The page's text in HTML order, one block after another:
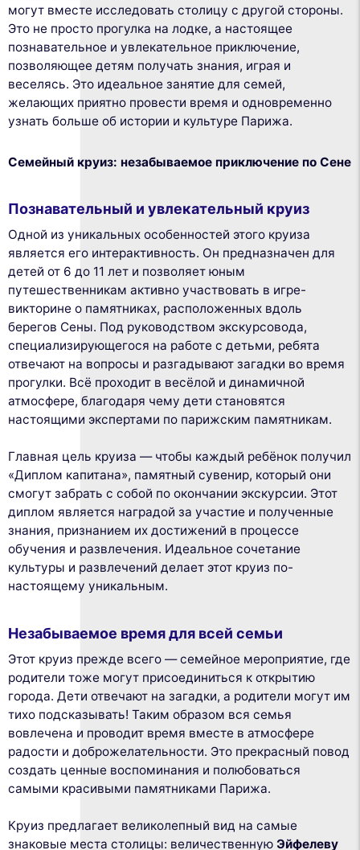
могут вместе исследовать столицу с другой стороны.
Это не просто прогулка на лодке, а настоящее
познавательное и увлекательное приключение,
позволяющее детям получать знания, играя и
веселясь. Это идеальное занятие для семей,
желающих приятно провести время и одновременно
узнать больше об истории и культуре Парижа.
Семейный круиз: незабываемое приключение по Сене
Познавательный и увлекательный круиз
Одной из уникальных особенностей этого круиза
является его интерактивность. Он предназначен для
детей от 6 до 11 лет и позволяет юным
путешественникам активно участвовать в игре-
викторине о памятниках, расположенных вдоль
берегов Сены. Под руководством экскурсовода,
специализирующегося на работе с детьми, ребята
отвечают на вопросы и разгадывают загадки во время
прогулки. Всё проходит в весёлой и динамичной
атмосфере, благодаря чему дети становятся
настоящими экспертами по парижским памятникам.
Главная цель круиза — чтобы каждый ребёнок получил
«Диплом капитана», памятный сувенир, который они
смогут забрать с собой по окончании экскурсии. Этот
диплом является наградой за участие и полученные
знания, признанием их достижений в процессе
обучения и развлечения. Идеальное сочетание
культуры и развлечений делает этот круиз по-
настоящему уникальным.
Незабываемое время для всей семьи
Этот круиз прежде всего — семейное мероприятие, где
родители тоже могут присоединиться к открытию
города. Дети отвечают на загадки, а родители могут им
тихо подсказывать! Таким образом вся семья
вовлечена и проводит время вместе в атмосфере
радости и доброжелательности. Это прекрасный повод
создать ценные воспоминания и полюбоваться
самыми красивыми памятниками Парижа.
Круиз предлагает великолепный вид на самые
знаковые места столицы: величественную Эйфелеву